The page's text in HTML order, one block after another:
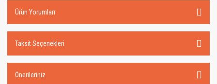
Ürün Yorumları
Taksit Seçenekleri
Önerileriniz